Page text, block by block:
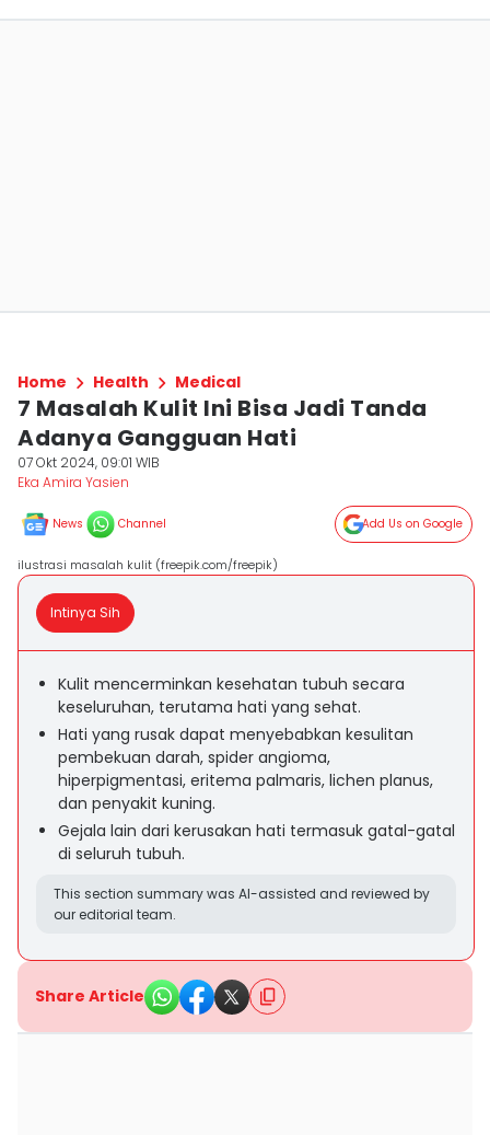
Home Health Medical
7 Masalah Kulit Ini Bisa Jadi Tanda
Adanya Gangguan Hati
07 Okt 2024, 09:01 WIB
Eka Amira Yasien
News Channel Add Us on Google
ilustrasi masalah kulit (freepik.com/freepik)
Intinya Sih
Kulit mencerminkan kesehatan tubuh secara
keseluruhan, terutama hati yang sehat.
Hati yang rusak dapat menyebabkan kesulitan
pembekuan darah, spider angioma,
hiperpigmentasi, eritema palmaris, lichen planus,
dan penyakit kuning.
Gejala lain dari kerusakan hati termasuk gatal-gatal
di seluruh tubuh.
This section summary was AI-assisted and reviewed by
our editorial team.
Share Article